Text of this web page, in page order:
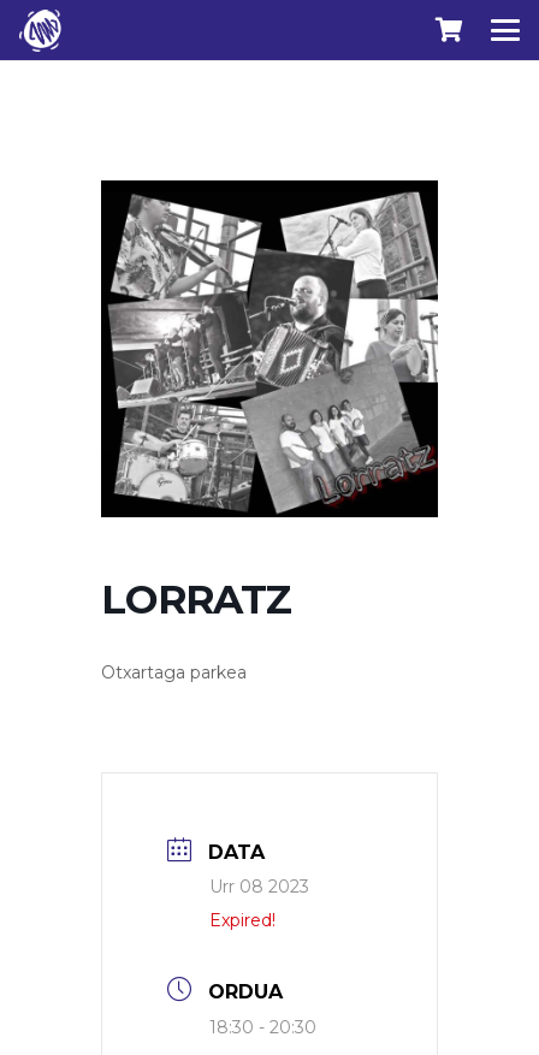
LORRATZ
Otxartaga parkea
DATA
Urr 08 2023
Expired!
ORDUA
18:30 - 20:30